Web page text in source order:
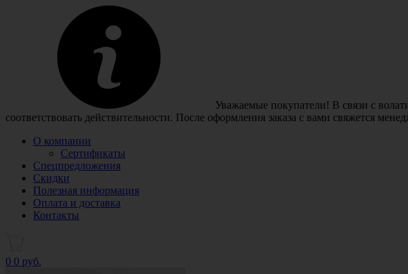
Уважаемые покупатели! В связи с
соответствовать действительности. После оформления заказа с вами свяжется
О компании
Сертификаты
Спецпредложения
Скидки
Полезная информация
Оплата и доставка
Контакты
0 0 руб.